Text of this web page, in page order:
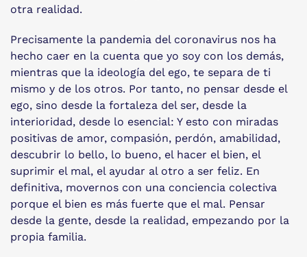
otra realidad.
Precisamente la pandemia del coronavirus nos ha
hecho caer en la cuenta que yo soy con los demás,
mientras que la ideología del ego, te separa de ti
mismo y de los otros. Por tanto, no pensar desde el
ego, sino desde la fortaleza del ser, desde la
interioridad, desde lo esencial: Y esto con miradas
positivas de amor, compasión, perdón, amabilidad,
descubrir lo bello, lo bueno, el hacer el bien, el
suprimir el mal, el ayudar al otro a ser feliz. En
definitiva, movernos con una conciencia colectiva
porque el bien es más fuerte que el mal. Pensar
desde la gente, desde la realidad, empezando por la
propia familia.